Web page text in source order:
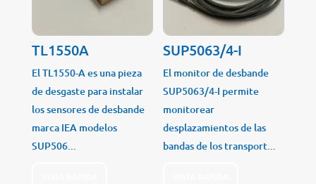
TL1550A
El TL1550-A es una pieza
de desgaste para instalar
los sensores de desbande
marca IEA modelos
SUP506...
SUP5063/4-I
El monitor de desbande
SUP5063/4-I permite
monitorear
desplazamientos de las
bandas de los transport...